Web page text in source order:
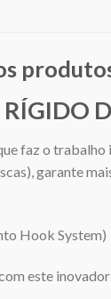
faz o
garante
Hook System)
este